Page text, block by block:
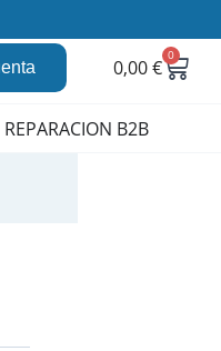
0,00€
0
REPARACION B2B